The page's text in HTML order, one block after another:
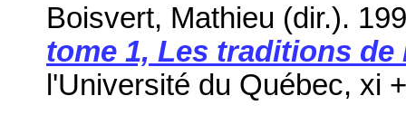
Boisvert, Mathieu (dir.).
tome 1, Les traditions de
l'Université du Québec, xi